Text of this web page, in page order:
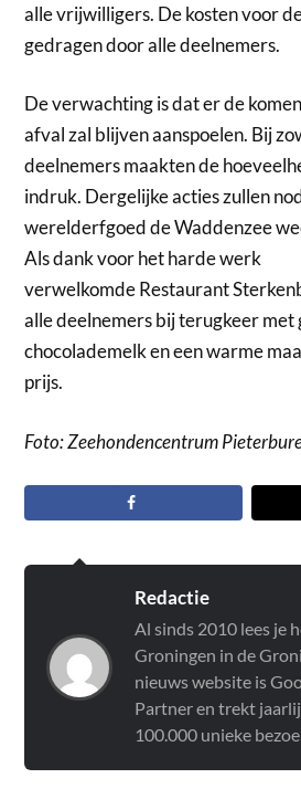
alle vrijwilligers. De kosten voor
gedragen door alle deelnemers.
De verwachting is dat er de
afval zal blijven aanspoelen. Bij
deelnemers maakten de
indruk. Dergelijke acties zullen
werelderfgoed de Waddenzee
Als dank voor het harde werk
verwelkomde Restaurant
alle deelnemers bij terugkeer
chocolademelk en een warme
prijs.
Foto: Zeehondencentrum
Redactie
Al sinds 2010 lees je
Groningen in de
nieuws website is
Partner en trekt
100.000 unieke